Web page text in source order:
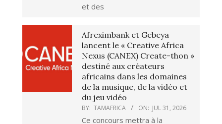
et des
Afreximbank et Gebeya
lancent le « Creative Africa
Nexus (CANEX) Create-thon »
destiné aux créateurs
africains dans les domaines
de la musique, de la vidéo et
du jeu vidéo
BY: TAMAFRICA ON: JUL 31, 2026
Ce concours mettra à la